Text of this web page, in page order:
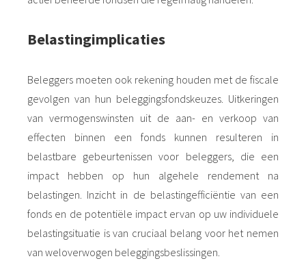
Belastingimplicaties
Beleggers moeten ook rekening houden met de fiscale
gevolgen van hun beleggingsfondskeuzes. Uitkeringen
van vermogenswinsten uit de aan- en verkoop van
effecten binnen een fonds kunnen resulteren in
belastbare gebeurtenissen voor beleggers, die een
impact hebben op hun algehele rendement na
belastingen. Inzicht in de belastingefficiëntie van een
fonds en de potentiële impact ervan op uw individuele
belastingsituatie is van cruciaal belang voor het nemen
van weloverwogen beleggingsbeslissingen.